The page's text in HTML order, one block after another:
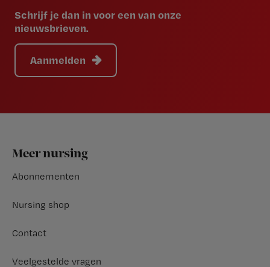
Schrijf je dan in voor een van onze
nieuwsbrieven.
Aanmelden
Footer
Meer nursing
Abonnementen
Nursing shop
Contact
Veelgestelde vragen